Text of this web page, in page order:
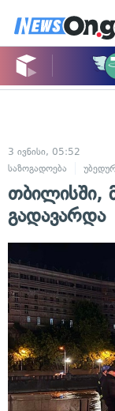
3 ივნისი, 05:52
საზოგადოება
თბილისში,
გადავარდა